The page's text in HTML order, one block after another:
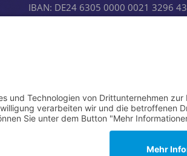
IBAN: DE24 6305 0000 0021 3296 43